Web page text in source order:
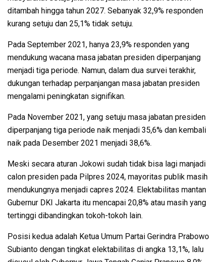
ditambah hingga tahun 2027. Sebanyak 32,9% responden
kurang setuju dan 25,1% tidak setuju.
Pada September 2021, hanya 23,9% responden yang
mendukung wacana masa jabatan presiden diperpanjang
menjadi tiga periode. Namun, dalam dua survei terakhir,
dukungan terhadap perpanjangan masa jabatan presiden
mengalami peningkatan signifikan.
Pada November 2021, yang setuju masa jabatan presiden
diperpanjang tiga periode naik menjadi 35,6% dan kembali
naik pada Desember 2021 menjadi 38,6%.
Meski secara aturan Jokowi sudah tidak bisa lagi manjadi
calon presiden pada Pilpres 2024, mayoritas publik masih
mendukungnya menjadi capres 2024. Elektabilitas mantan
Gubernur DKI Jakarta itu mencapai 20,8% atau masih yang
tertinggi dibandingkan tokoh-tokoh lain.
Posisi kedua adalah Ketua Umum Partai Gerindra Prabowo
Subianto dengan tingkat elektabilitas di angka 13,1%, lalu